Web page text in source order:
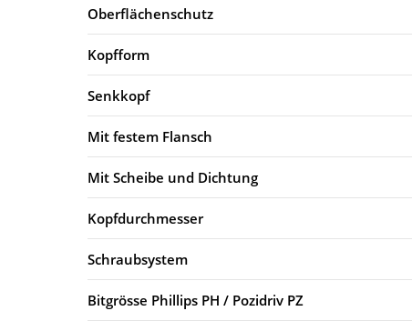
Oberflächenschutz
Kopfform
Senkkopf
Mit festem Flansch
Mit Scheibe und Dichtung
Kopfdurchmesser
Schraubsystem
Bitgrösse Phillips PH / Pozidriv PZ